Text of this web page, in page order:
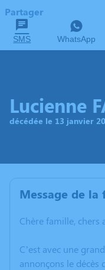
Partager
SMS WhatsApp
Lucienne
décédée le 13 janvier
Message de la
Chère famille, chers
C’est avec une
annonçons le décès